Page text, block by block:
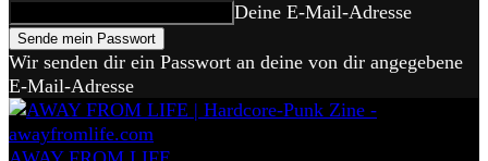
Deine E-Mail-Adresse
Wir senden dir ein Passwort an deine von dir angegebene
E-Mail-Adresse